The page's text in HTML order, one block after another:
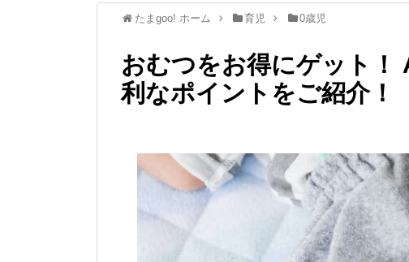
たまgoo! ホーム 育児 0歳児
おむつをお得にゲット
利なポイントをご紹介！